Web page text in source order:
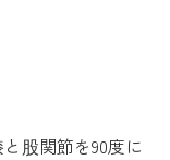
股関節を90度に